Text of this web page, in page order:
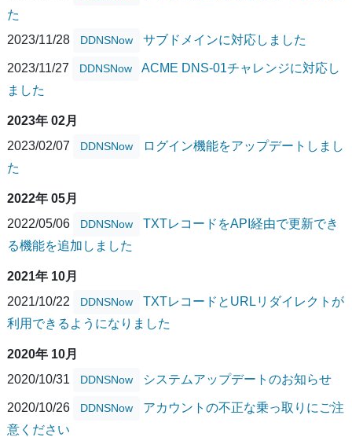
た
2023/11/28
DDNSNow サブドメインに対応しました
2023/11/27 DDNSNow
ACME DNS-01チャレンジに対応し
ました
2023年 02月
2023/02/07
DDNSNow
ログイン機能をアップデートしまし
た
2022年 05月
2022/05/06
DDNSNow
TXTレコードをAPI経由で更新でき
る機能を追加しました
2021年 10月
2021/10/22
DDNSNow
TXTレコードとURLリダイレクトが
利用できるようになりました
2020年 10月
2020/10/31
DDNSNow システムアップデートのお知らせ
2020/10/26 DDNSNow
アカウントの不正な乗っ取りにご注
意ください